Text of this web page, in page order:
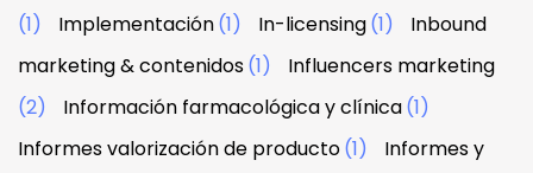
(1)
Implementación(1) In-licensing(1)
Inbound
marketing & contenidos(1)
Influencers marketing
(2)
Información farmacológica y clínica(1)
Informes valorización de producto(1)
Informes y